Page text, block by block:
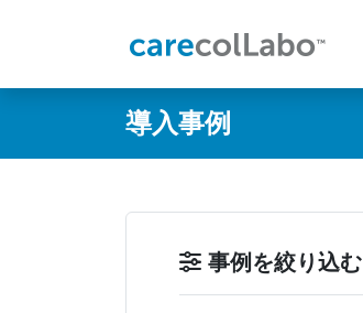
導入事例
事例を絞り込む